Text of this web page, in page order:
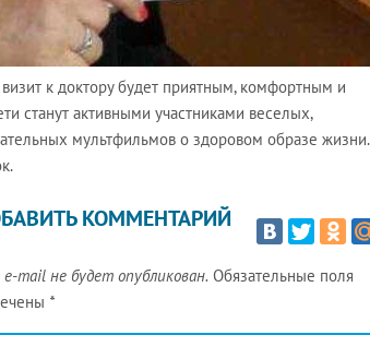
к доктору будет приятным, комфортным и
станут активными участниками веселых,
мультфильмов о здоровом образе жизни.
КОММЕНТАРИЙ
mail не будет опубликован. Обязательные поля
*